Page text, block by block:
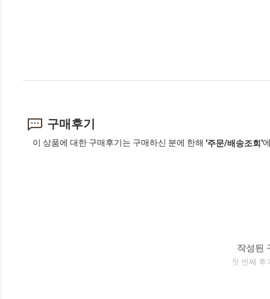
구매후기
이 상품에 대한 구매후기는 구매하신 분에 한해 '주문/배송조회'
작성된
첫 번째 후